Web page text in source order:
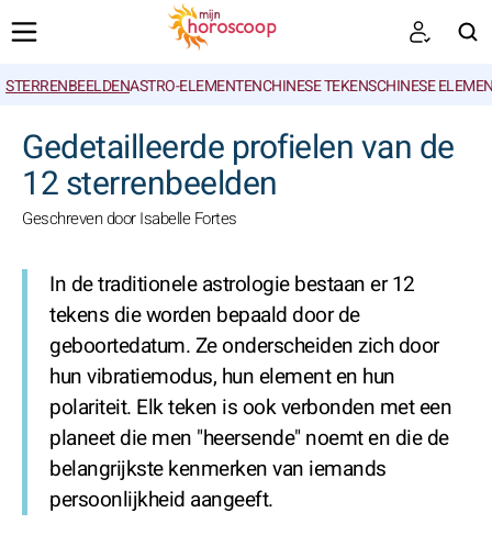
STERRENBEELDENASTRO-ELEMENTENCHINESE TEKENSCHINESE
Gedetailleerde profielen van de
12 sterrenbeelden
Geschreven door Isabelle Fortes
In de traditionele astrologie bestaan er 12
tekens die worden bepaald door de
geboortedatum. Ze onderscheiden zich door
hun vibratiemodus, hun element en hun
polariteit. Elk teken is ook verbonden met een
planeet die men "heersende" noemt en die de
belangrijkste kenmerken van iemands
persoonlijkheid aangeeft.